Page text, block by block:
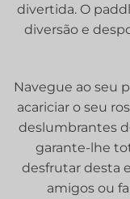
divertida. O
diversão e
Navegue ao seu
acariciar o seu
deslumbrantes
garante-lhe
desfrutar desta
amigos ou